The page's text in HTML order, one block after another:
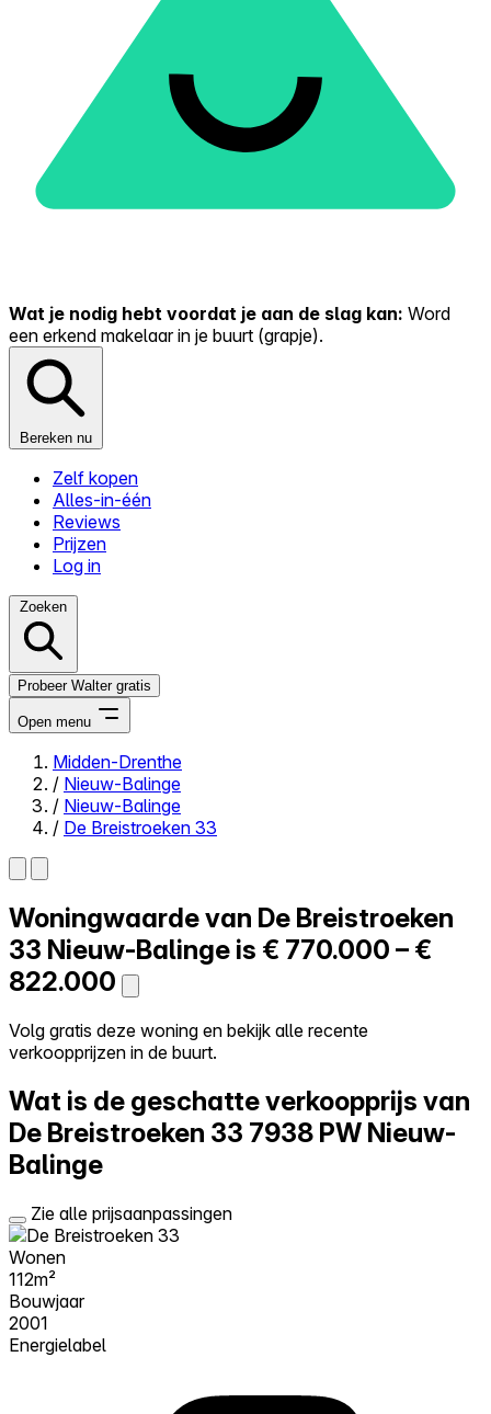
Wat je nodig hebt voordat je aan de slag kan: Word
een erkend makelaar in je buurt (grapje).
Bereken nu
Zelf kopen
Alles-in-één
Reviews
Prijzen
Log in
Zoeken
Probeer Walter gratis
Open menu
Close menu
Zelf kopen
Alles-in-één
Reviews
Prijzen
Log in
Probeer Walter gratis
Midden-Drenthe
/ Nieuw-Balinge
/ Nieuw-Balinge
/ De Breistroeken 33
Woningwaarde van De Breistroeken
33 Nieuw-Balinge is € 770.000 – €
822.000
Volg gratis deze woning en bekijk alle recente
verkoopprijzen in de buurt.
Wat is de geschatte verkoopprijs van
De Breistroeken 33 7938 PW Nieuw-
Balinge
Zie alle prijsaanpassingen
Wonen
112m²
Bouwjaar
2001
Energielabel